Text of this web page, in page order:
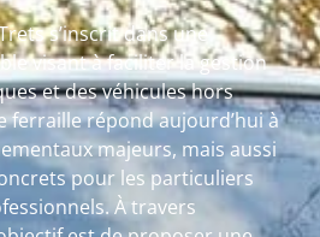
s’inscrit dans une
visant à faciliter la gestion
et des véhicules hors
ferraille répond aujourd’hui à
majeurs, mais aussi
pour les particuliers
À travers